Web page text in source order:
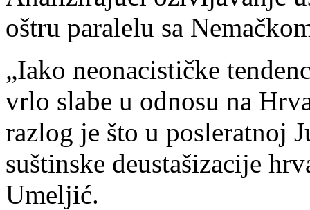
oštru paralelu sa
„Iako neonacističke
vrlo slabe u odnosu na
razlog je što u posleratnoj
suštinske deustašizacije
Umeljić.